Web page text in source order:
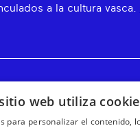
a la cultura vasca.
web utiliza
para personalizar el contenido,